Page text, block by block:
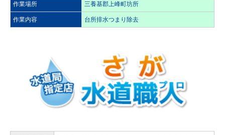
作業場所 三養基郡上峰町坊所
作業内容 台所排水つまり除去